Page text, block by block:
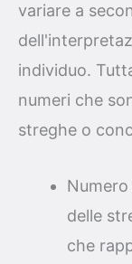
variare a
individuo.
numeri che
streghe o
delle
che